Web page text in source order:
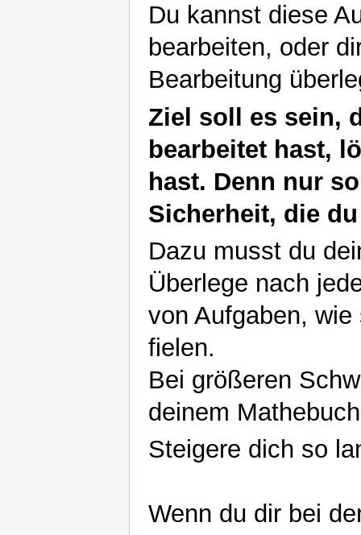
Du kannst diese
bearbeiten, oder
Bearbeitung
Ziel soll es sein,
bearbeitet hast,
hast. Denn nur
Sicherheit, die
Dazu musst du
Überlege nach
von Aufgaben,
fielen.
Bei größeren
deinem
Steigere dich so
Wenn du dir bei